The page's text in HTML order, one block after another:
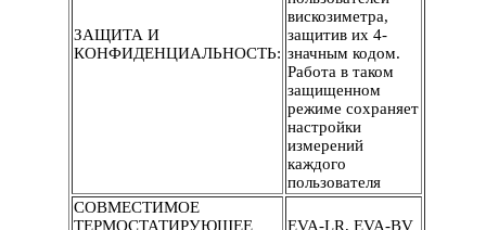
ЗАЩИТА И
КОНФИДЕНЦИАЛЬНОСТЬ:
вискозиметра,
защитив их 4-
значным кодом.
Работа в таком
защищенном
режиме сохраняет
настройки
измерений
каждого
пользователя
СОВМЕСТИМОЕ
ТЕРМОСТАТИРУЮЩЕЕ
EVA-LR, EVA-BV